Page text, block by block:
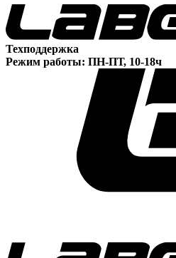
Техподдержка
Режим работы: ПН-ПТ, 10-18ч